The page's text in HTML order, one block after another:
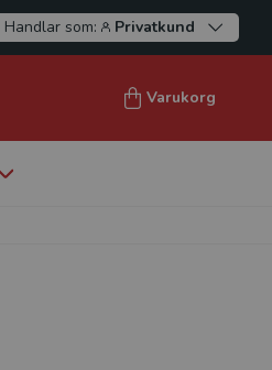
Handlar som: Privatkund
Varukorg